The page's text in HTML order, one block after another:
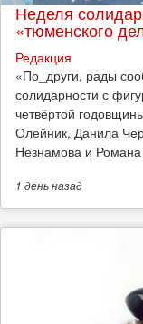
Неделя
«тюменского
Редакция
​«По_други, рады
солидарности с
четвёртой
Олейник, Данила
Незнамова и
1 деньназад